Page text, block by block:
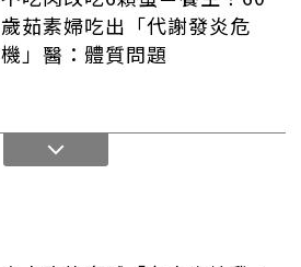
歲茹素婦吃出「代謝發炎危
機」醫：體質問題